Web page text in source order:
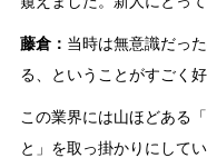
藤倉： 当時は無意識だっ
る、ということがすごく
この業界には山ほどある
と」を取っ掛かりにして